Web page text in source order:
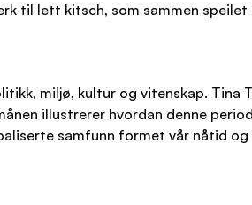
til lett kitsch, som sammen
miljø, kultur og vitenskap. Tina
illustrerer hvordan denne
samfunn formet vår nåtid